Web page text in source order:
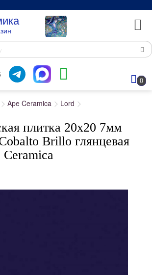
0
Ape Ceramica Lord
плитка 20x20 7мм
Brillo глянцевая